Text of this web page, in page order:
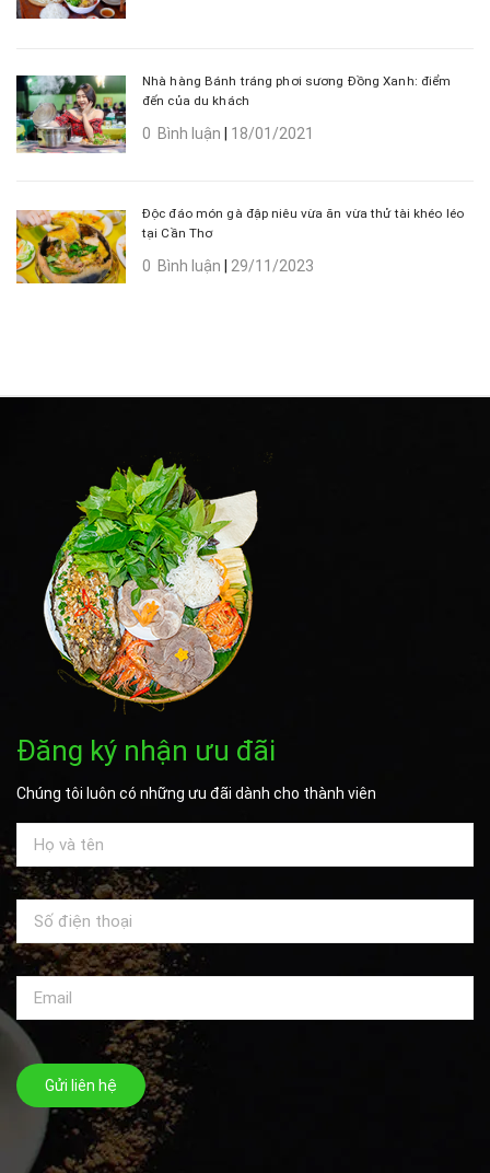
Nhà hàng Bánh tráng phơi sương Đồng Xanh: điểm
đến của du khách
0 Bình luận 18/01/2021
Độc đáo món gà đập niêu vừa ăn vừa thử tài khéo léo
tại Cần Thơ
0 Bình luận 29/11/2023
Đăng ký nhận ưu đãi
Chúng tôi luôn có những ưu đãi dành cho thành viên
Gửi liên hệ